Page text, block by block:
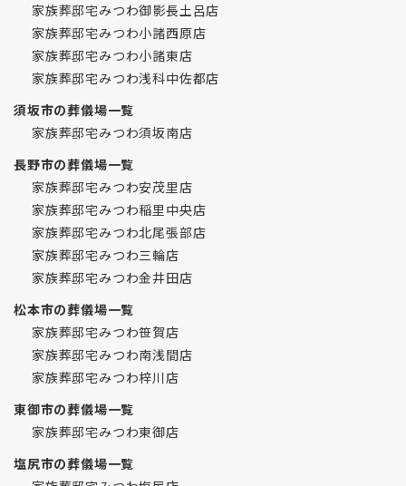
家族葬邸宅みつわ御影長土呂店
家族葬邸宅みつわ小諸西原店
家族葬邸宅みつわ小諸東店
家族葬邸宅みつわ浅科中佐都店
須坂市の葬儀場一覧
家族葬邸宅みつわ須坂南店
長野市の葬儀場一覧
家族葬邸宅みつわ安茂里店
家族葬邸宅みつわ稲里中央店
家族葬邸宅みつわ北尾張部店
家族葬邸宅みつわ三輪店
家族葬邸宅みつわ金井田店
松本市の葬儀場一覧
家族葬邸宅みつわ笹賀店
家族葬邸宅みつわ南浅間店
家族葬邸宅みつわ梓川店
東御市の葬儀場一覧
家族葬邸宅みつわ東御店
塩尻市の葬儀場一覧